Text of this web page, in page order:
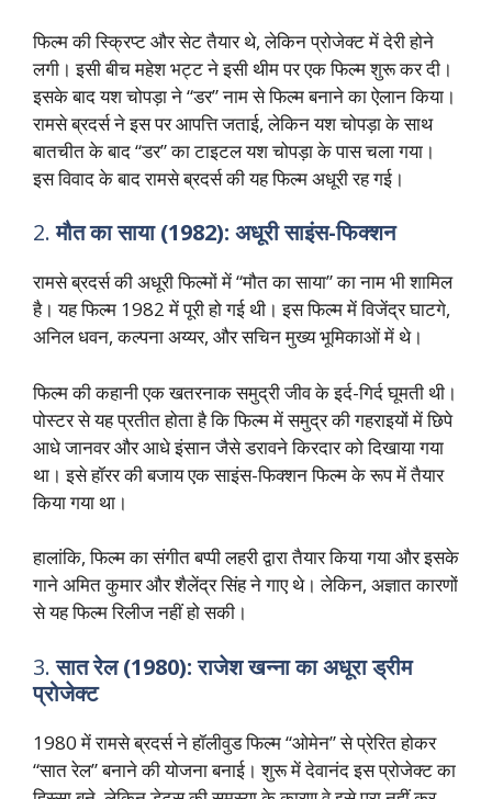
फिल्म की स्क्रिप्ट और सेट तैयार थे, लेकिन प्रोजेक्ट में देरी होने
लगी। इसी बीच महेश भट्ट ने इसी थीम पर एक फिल्म शुरू कर दी।
इसके बाद यश चोपड़ा ने “डर” नाम से फिल्म बनाने का ऐलान किया।
रामसे ब्रदर्स ने इस पर आपत्ति जताई, लेकिन यश चोपड़ा के साथ
बातचीत के बाद “डर” का टाइटल यश चोपड़ा के पास चला गया।
इस विवाद के बाद रामसे ब्रदर्स की यह फिल्म अधूरी रह गई।
2.मौत का साया (1982): अधूरी साइंस-फिक्शन
रामसे ब्रदर्स की अधूरी फिल्मों में “मौत का साया” का नाम भी शामिल
है। यह फिल्म 1982 में पूरी हो गई थी। इस फिल्म में विजेंद्र घाटगे,
अनिल धवन, कल्पना अय्यर, और सचिन मुख्य भूमिकाओं में थे।
फिल्म की कहानी एक खतरनाक समुद्री जीव के इर्द-गिर्द घूमती थी।
पोस्टर से यह प्रतीत होता है कि फिल्म में समुद्र की गहराइयों में छिपे
आधे जानवर और आधे इंसान जैसे डरावने किरदार को दिखाया गया
था। इसे हॉरर की बजाय एक साइंस-फिक्शन फिल्म के रूप में तैयार
किया गया था।
हालांकि, फिल्म का संगीत बप्पी लहरी द्वारा तैयार किया गया और इसके
गाने अमित कुमार और शैलेंद्र सिंह ने गाए थे। लेकिन, अज्ञात कारणों
से यह फिल्म रिलीज नहीं हो सकी।
3.सात रेल (1980): राजेश खन्ना का अधूरा ड्रीम
प्रोजेक्ट
1980 में रामसे ब्रदर्स ने हॉलीवुड फिल्म “ओमेन” से प्रेरित होकर
“सात रेल” बनाने की योजना बनाई। शुरू में देवानंद इस प्रोजेक्ट का